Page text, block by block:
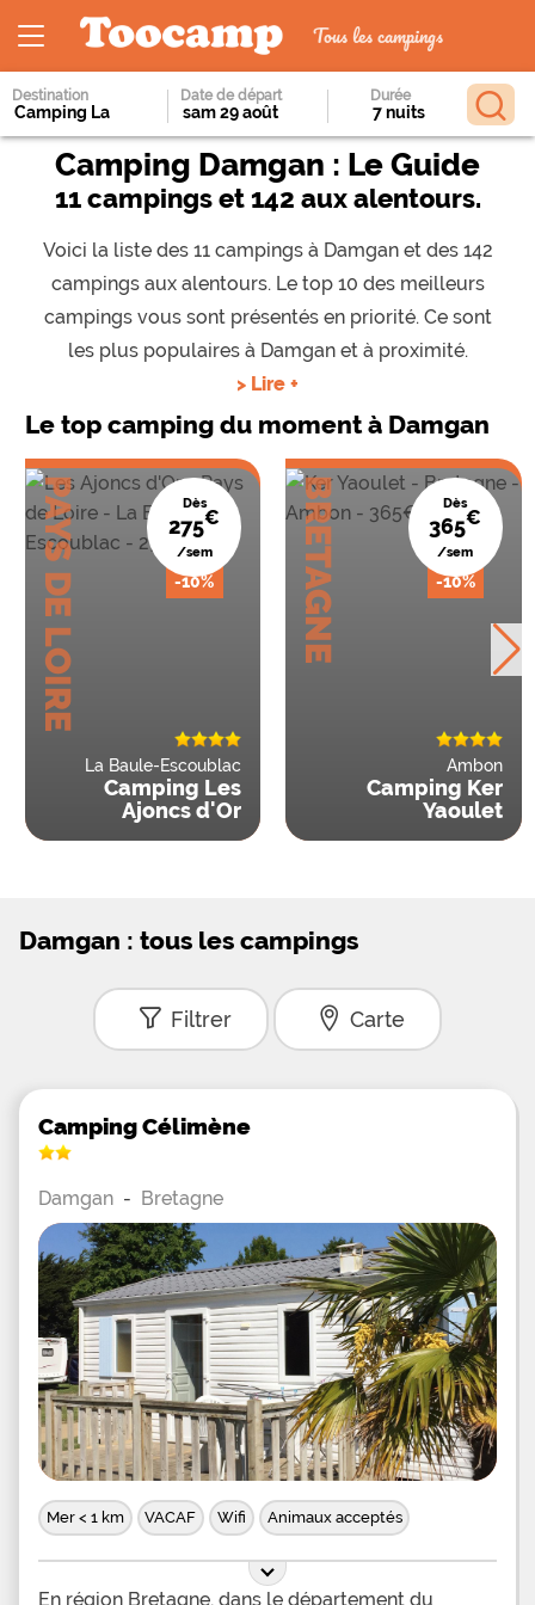
Tous les campings
Destination Date de départ Durée
Camping Damgan : Le Guide
11 campings et 142 aux alentours.
Voici la liste des 11 campings à Damgan et des 142
campings aux alentours. Le top 10 des meilleurs
campings vous sont présentés en priorité. Ce sont
les plus populaires à Damgan et à proximité.
> Lire +
Le top camping du moment à Damgan
PAYS DE LOIRE Dès
275€
/sem
-10%
La Baule-Escoublac
Camping Les
Ajoncs d'Or
BRETAGNE Dès
365€
/sem
-10%
Ambon
Camping Ker
Yaoulet
Damgan : tous les campings
Filtrer Carte
Camping Célimène
Damgan - Bretagne
Mer < 1 km VACAF Wifi Animaux acceptés
En région Bretagne, dans le département du